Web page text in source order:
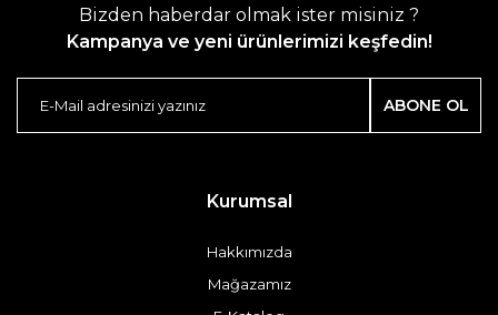
Bizden haberdar olmak ister misiniz ?
Kampanya ve yeni ürünlerimizi keşfedin!
ABONE OL
Kurumsal
Hakkımızda
Mağazamız